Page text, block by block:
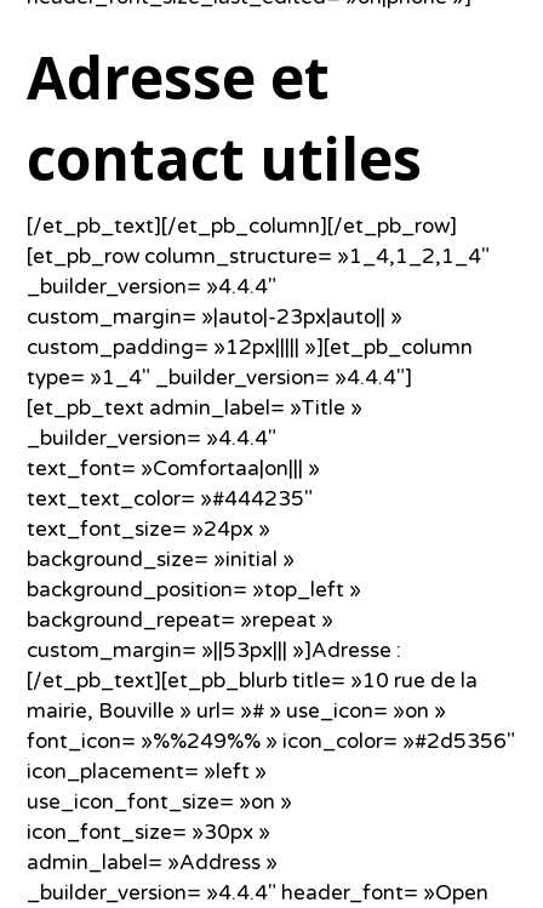
Adresse et
contact utiles
[/et_pb_text][/et_pb_column][/et_pb_row]
[et_pb_row column_structure= »1_4,1_2,1_4″
_builder_version= »4.4.4″
custom_margin= »|auto|-23px|auto|| »
custom_padding= »12px||||| »][et_pb_column
type= »1_4″ _builder_version= »4.4.4″]
[et_pb_text admin_label= »Title »
_builder_version= »4.4.4″
text_font= »Comfortaa|on||| »
text_text_color= »#444235″
text_font_size= »24px »
background_size= »initial »
background_position= »top_left »
background_repeat= »repeat »
custom_margin= »||53px||| »]Adresse :
[/et_pb_text][et_pb_blurb title= »10 rue de la
mairie, Bouville » url= »# » use_icon= »on »
font_icon= »%%249%% » icon_color= »#2d5356″
icon_placement= »left »
use_icon_font_size= »on »
icon_font_size= »30px »
admin_label= »Address »
_builder_version= »4.4.4″ header_font= »Open